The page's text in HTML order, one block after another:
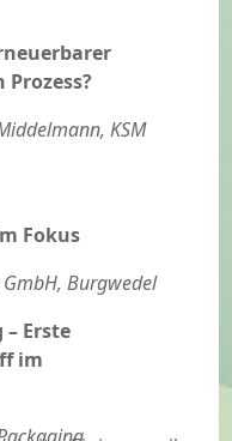
KSM
m Fokus
Burgwedel
– Erste
im